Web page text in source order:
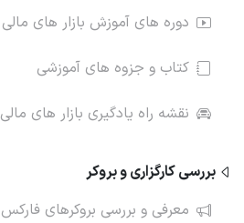
فصل دوره مربیگری ۲۰۲۲
نکات و مثال ها (۱)
فصل دوره مربیگری ۲۰۲۲ ویدیوی 35
نکات و مثال ها (۲)
دوره های آموزش بازار های مالی
کتاب و جزوه های آموزشی
نقشه راه یادگیری بازار های مالی
بررسی کارگزاری و بروکر
معرفی و بررسی بروکرهای فارکس